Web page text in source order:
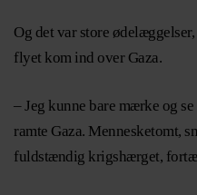
Og det var store
flyet kom ind over Gaza.
– Jeg kunne bare mærke og
ramte Gaza. Mennesketomt,
fuldstændig krigshærget,